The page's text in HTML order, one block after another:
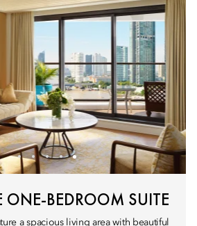
ONE-BEDROOM SUITE
a spacious living area with beautiful